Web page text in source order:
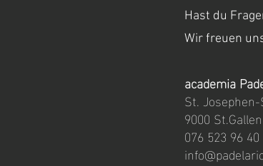
Hast du
Wir freuen
academia
St.
9000 St.Gallen
076 523 96 40